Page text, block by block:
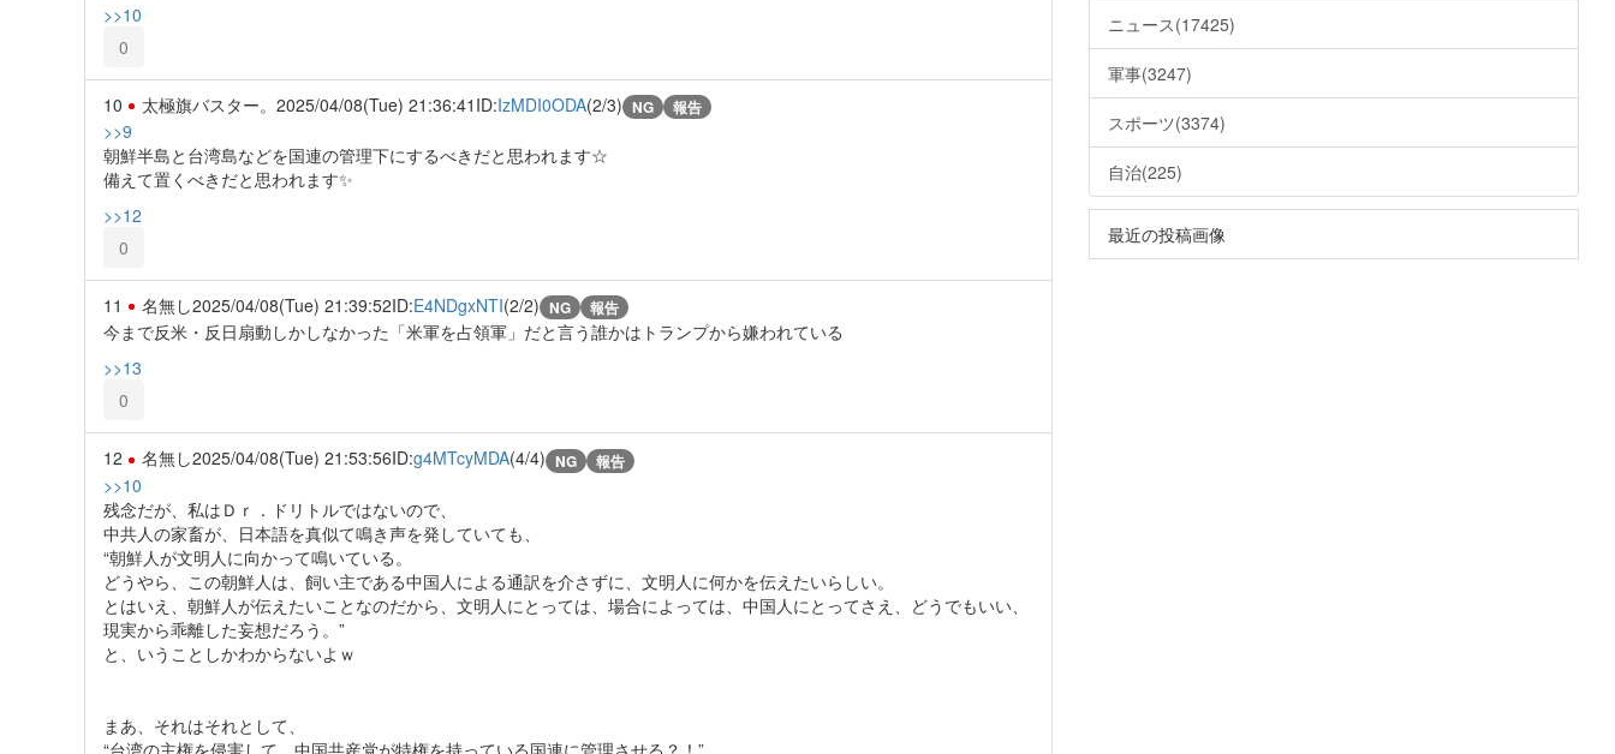
>>10
0
10 太極旗バスター。 2025/04/08(Tue) 21:36:41 ID:IzMDI0ODA(2/3) NG 報告
>>9
朝鮮半島と台湾島などを国連の管理下にするべきだと思われます☆
備えて置くべきだと思われます✨️
>>12
0
11 名無し2025/04/08(Tue) 21:39:52ID:E4NDgxNTI(2/2) NG 報告
今まで反米・反日扇動しかしなかった「米軍を占領軍」だと言う誰かはトランプから嫌われている
>>13
0
12 名無し2025/04/08(Tue) 21:53:56ID:g4MTcyMDA(4/4) NG 報告
>>10
残念だが、私はＤｒ．ドリトルではないので、
中共人の家畜が、日本語を真似て鳴き声を発していても、
“朝鮮人が文明人に向かって鳴いている。
どうやら、この朝鮮人は、飼い主である中国人による通訳を介さずに、文明人に何かを伝えたいらしい。
とはいえ、朝鮮人が伝えたいことなのだから、文明人にとっては、場合によっては、中国人にとってさえ、どうでもいい、
現実から乖離した妄想だろう。”
と、いうことしかわからないよｗ
まあ、それはそれとして、
“台湾の主権を侵害して、中国共産党が特権を持っている国連に管理させる？！”
ニュース(17425)
軍事(3247)
スポーツ(3374)
自治(225)
最近の投稿画像